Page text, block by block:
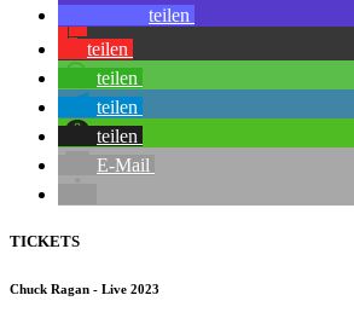
teilen
teilen
teilen
teilen
teilen
E-Mail
TICKETS
Chuck Ragan - Live 2023